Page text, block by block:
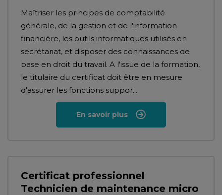
Maîtriser les principes de comptabilité
générale, de la gestion et de l'information
financière, les outils informatiques utilisés en
secrétariat, et disposer des connaissances de
base en droit du travail. A l'issue de la formation,
le titulaire du certificat doit être en mesure
d'assurer les fonctions suppor...
En savoir plus
Certificat professionnel
Technicien de maintenance micro